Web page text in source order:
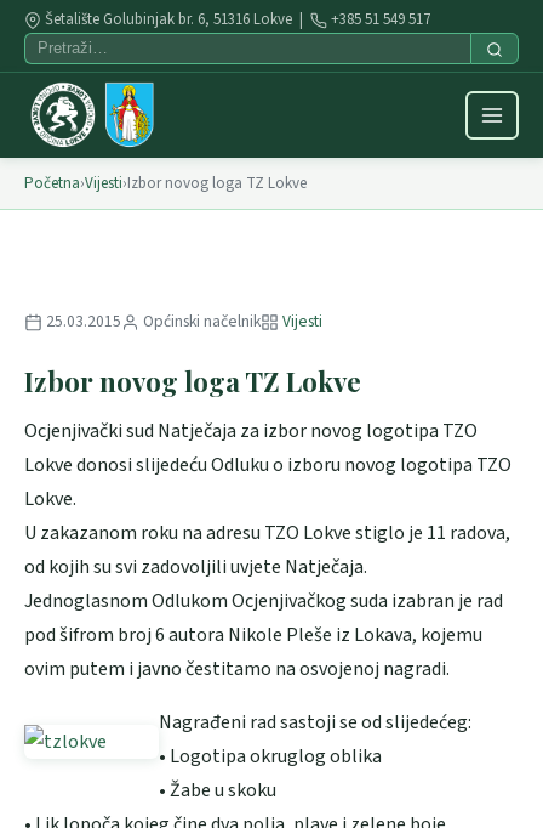
Šetalište Golubinjak br. 6, 51316 Lokve | +385 51 549 517
Početna›Vijesti›Izbor novog loga TZ Lokve
25.03.2015 Općinski načelnik Vijesti
Izbor novog loga TZ Lokve
Ocjenjivački sud Natječaja za izbor novog logotipa TZO
Lokve donosi slijedeću Odluku o izboru novog logotipa TZO
Lokve.
U zakazanom roku na adresu TZO Lokve stiglo je 11 radova,
od kojih su svi zadovoljili uvjete Natječaja.
Jednoglasnom Odlukom Ocjenjivačkog suda izabran je rad
pod šifrom broj 6 autora Nikole Pleše iz Lokava, kojemu
ovim putem i javno čestitamo na osvojenoj nagradi.
Nagrađeni rad sastoji se od slijedećeg:
• Logotipa okruglog oblika
• Žabe u skoku